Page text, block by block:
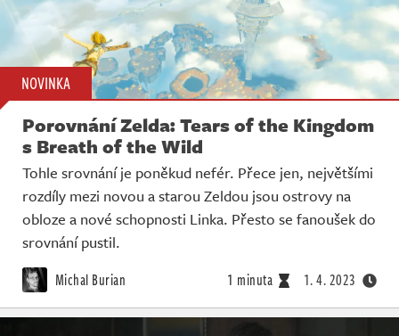
NOVINKA
Porovnání Zelda: Tears of the Kingdom
s Breath of the Wild
Tohle srovnání je poněkud nefér. Přece jen, největšími
rozdíly mezi novou a starou Zeldou jsou ostrovy na
obloze a nové schopnosti Linka. Přesto se fanoušek do
srovnání pustil.
Michal Burian 1 minuta 1. 4. 2023